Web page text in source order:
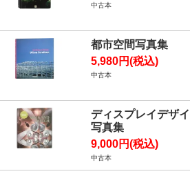
中古本
都市空間写真集
5,980円(税込)
中古本
ディスプレイデザ
写真集
9,000円(税込)
中古本